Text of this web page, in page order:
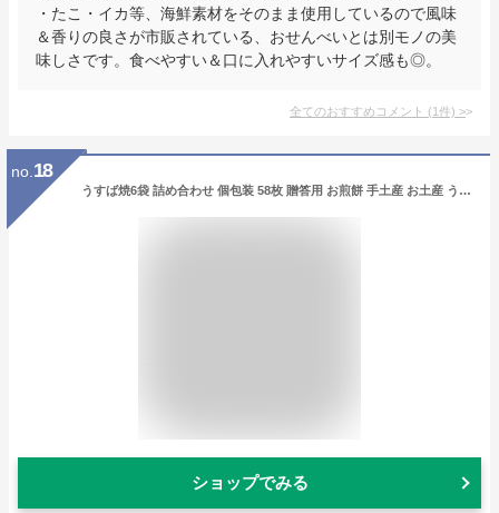
・たこ・イカ等、海鮮素材をそのまま使用しているので風味
＆香りの良さが市販されている、おせんべいとは別モノの美
味しさです。食べやすい＆口に入れやすいサイズ感も◎。
全てのおすすめコメント (1件) >
no. 18
うすば焼6袋 詰め合わせ 個包装 58枚 贈答用 お煎餅 手土産 お土産 うす焼 薄焼きせんべい お礼 お煎餅 ギフト 東京 高級 おせんべい 和菓子 米菓 学校 部活 卒業 職場 退職 異動 引越し 挨拶 お菓子 お歳暮
ショップでみる